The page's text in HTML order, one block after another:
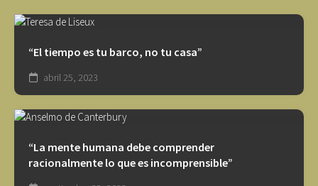
“El tiempo es tu barco, no tu casa”
abril 25, 2023
“La mente humana debe comprender
racionalmente lo que es incomprensible”